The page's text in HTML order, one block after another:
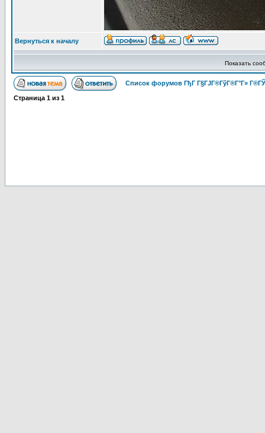
Вернуться к началу
Показать
Список форумов ГђГ Г§ГЈГ®ГўГ®Г°Г»
Страница 1 из 1